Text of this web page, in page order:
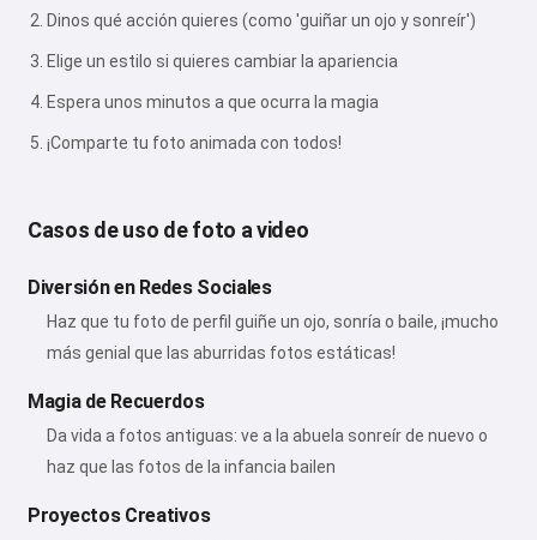
Dinos qué acción quieres (como 'guiñar un ojo y sonreír')
Elige un estilo si quieres cambiar la apariencia
Espera unos minutos a que ocurra la magia
¡Comparte tu foto animada con todos!
Casos de uso de foto a video
Diversión en Redes Sociales
Haz que tu foto de perfil guiñe un ojo, sonría o baile, ¡mucho
más genial que las aburridas fotos estáticas!
Magia de Recuerdos
Da vida a fotos antiguas: ve a la abuela sonreír de nuevo o
haz que las fotos de la infancia bailen
Proyectos Creativos